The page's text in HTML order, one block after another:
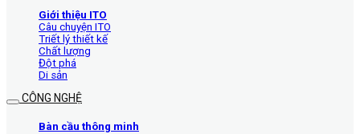
Giới thiệu ITO
Câu chuyện ITO
Triết lý thiết kế
Chất lượng
Đột phá
Di sản
CÔNG NGHỆ
Bàn cầu thông minh